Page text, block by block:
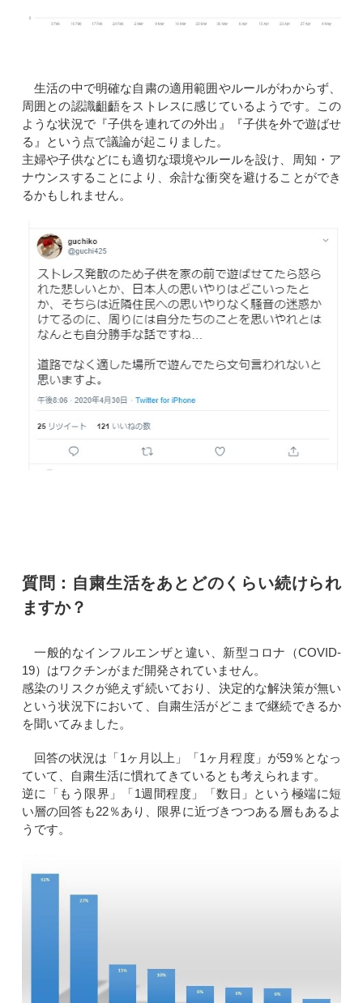
生活の中で明確な自粛の適用範囲やルールがわからず、
周囲との認識齟齬をストレスに感じているようです。この
ような状況で『子供を連れての外出』『子供を外で遊ばせ
る』という点で議論が起こりました。
主婦や子供などにも適切な環境やルールを設け、周知・ア
ナウンスすることにより、余計な衝突を避けることができ
るかもしれません。
質問：自粛生活をあとどのくらい続けられ
ますか？
一般的なインフルエンザと違い、新型コロナ（COVID-
19）はワクチンがまだ開発されていません。
感染のリスクが絶えず続いており、決定的な解決策が無い
という状況下において、自粛生活がどこまで継続できるか
を聞いてみました。
回答の状況は「1ヶ月以上」「1ヶ月程度」が59％となっ
ていて、自粛生活に慣れてきているとも考えられます。
逆に「もう限界」「1週間程度」「数日」という極端に短
い層の回答も22％あり、限界に近づきつつある層もあるよ
うです。